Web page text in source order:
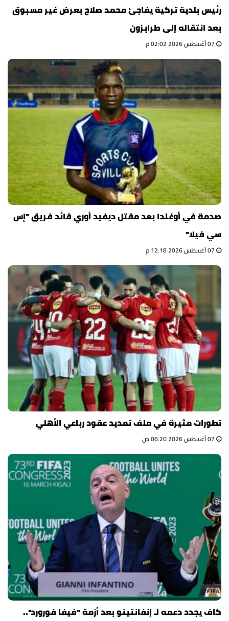
رئيس بلدية تركية يفاجئ محمد صلاح بعرض غير مسبوق
بعد انتقاله إلى طرابزون
صدمة في أوغندا بعد مقتل ديفيد أوري قائد فريق "إس
سي فيلا"
تطورات مثيرة في ملف تمديد عقود رباعي الأهلي
كاف يجدد دعمه لـ إنفانتينو بعد أزمة "فيفا فورورد"..